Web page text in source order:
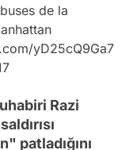
de la
yD25cQ9Ga7
Razi
patladığını